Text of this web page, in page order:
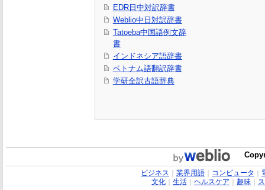
EDR日中対訳辞書
Weblio中日対訳辞書
Tatoeba中国語例文辞
書
インドネシア語辞書
ベトナム語翻訳辞書
学研全訳古語辞典
ビジネス 業界用語｜ コンピュータ
文化｜ 生活｜ ヘルスケア 趣味｜